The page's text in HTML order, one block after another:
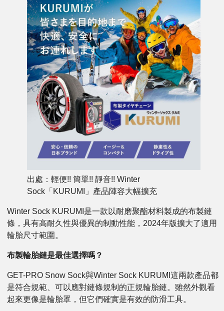
出處：輕便!! 簡單!! 靜音!! Winter
Sock「KURUMI」產品陣容大幅擴充
Winter Sock KURUMI是一款以耐磨聚酯材料製成的布製鏈
條，具有高耐久性與優異的制動性能，2024年版擴大了適用
輪胎尺寸範圍。
布製輪胎鏈是最佳選擇嗎？
GET-PRO Snow Sock與Winter Sock KURUMI這兩款產品都
是符合規範、可以應對鏈條規制的正規輪胎鏈。雖然外觀看
起來更像是輪胎罩，但它們確實是有效的防滑工具。